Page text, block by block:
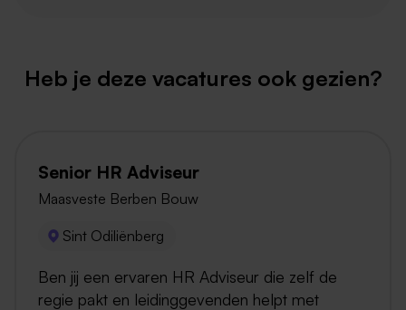
Heb je deze vacatures ook gezien?
Senior HR Adviseur
Maasveste Berben Bouw
Sint Odiliënberg
Ben jij een ervaren HR Adviseur die zelf de
regie pakt en leidinggevenden helpt met